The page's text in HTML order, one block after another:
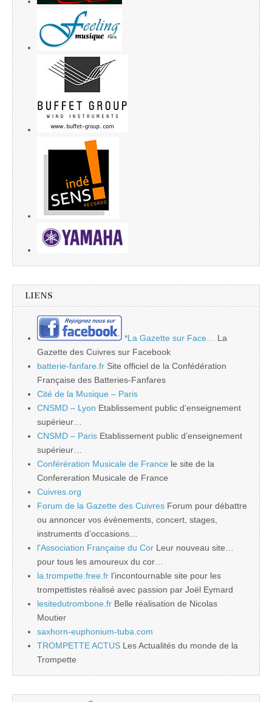
LIENS
*La Gazette sur Face…
La
Gazette des Cuivres sur Facebook
batterie-fanfare.fr Site officiel de la Confédération
Française des Batteries-Fanfares
Cité de la Musique – Paris
CNSMD – Lyon Etablissement public d’enseignement
supérieur…
CNSMD – Paris Etablissement public d’enseignement
supérieur…
Conférération Musicale de France le site de la
Confereration Musicale de France
Cuivres.org
Forum de la Gazette des Cuivres Forum pour débattre
ou annoncer vos évènements, concert, stages,
instruments d’occasions…
l'Association Française du Cor Leur nouveau site…
pour tous les amoureux du cor…
la.trompette.free.fr l’incontournable site pour les
trompettistes réalisé avec passion par Joël Eymard
lesitedutrombone.fr Belle réalisation de Nicolas
Moutier
saxhorn-euphonium-tuba.com
TROMPETTE ACTUS Les Actualités du monde de la
Trompette